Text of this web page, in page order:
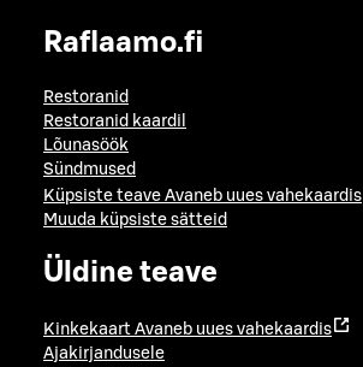
Raflaamo.fi
Restoranid
Restoranid kaardil
Lõunasöök
Sündmused
Küpsiste teave Avaneb uues vahekaardis
Muuda küpsiste sätteid
Üldine teave
Kinkekaart Avaneb uues vahekaardis
Ajakirjandusele